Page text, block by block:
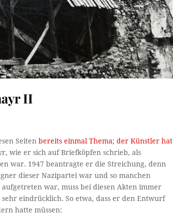
II
Seitenbereits einmal Thema; der Künstler hat
wie er sich auf Briefköpfen schrieb, als
war. 1947 beantragte er die Streichung, denn
dieser Nazipartei war und so manchen
war, muss bei diesen Akten immer
eindrücklich. So etwa, dass er den Entwurf
hatte müssen: